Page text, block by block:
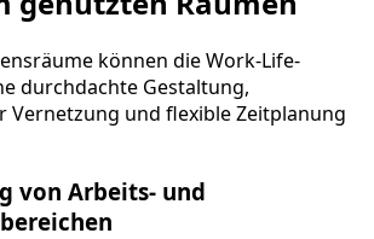
können die Work-Life-
durchdachte Gestaltung,
Vernetzung und flexible Zeitplanung
von Arbeits- und